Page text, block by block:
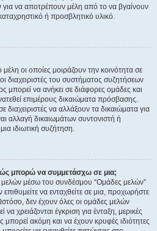
για να αποτρέπουν μέλη από το να βγαίνουν
ή προσβλητικό υλικό.
οι οποίες μοιράζουν την κοινότητα σε
διαχειριστές του συστήματος συζητήσεων
μπορεί να ανήκει σε διάφορες ομάδες και
επιμέρους δικαιώματα πρόσβασης.
να αλλάξουν τα δικαιώματα για
αλλαγή δικαιωμάτων συντονιστή ή
ιδιωτική συζήτηση.
μπορώ να συμμετάσχω σε μια;
μελών μέσω του συνδέσμου “Ομάδες μελών”
να ενταχθείτε σε μια, προχωρήστε
δεν έχουν όλες οι ομάδες μελών
χρειάζονται έγκριση για ένταξη, μερικές
μπορεί ακόμη και να έχουν κρυφές ιδιότητες